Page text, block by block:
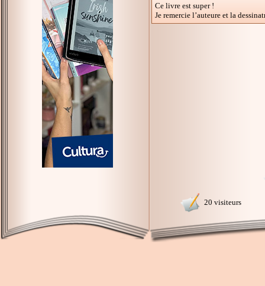
Ce livre est super !
Je remercie l’auteure et la
20 visiteurs